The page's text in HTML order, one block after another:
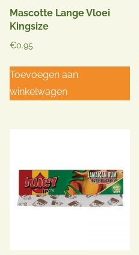
Mascotte Lange Vloei
Kingsize
€0.95
Toevoegen aan
winkelwagen